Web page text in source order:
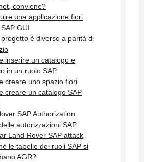
conviene?
una applicazione fiori
GUI
è diverso a parità di
inserire un catalogo e
in un ruolo SAP
creare uno spazio fiori
creare un catalogo SAP
SAP Authorization
autorizzazioni SAP
Land Rover SAP attack
le tabelle dei ruoli SAP si
AGR?